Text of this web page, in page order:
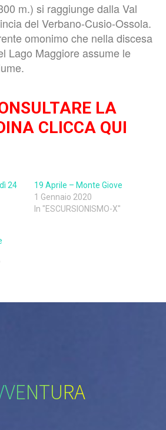
m.) si raggiunge dalla Val
del Verbano-Cusio-Ossola.
omonimo che nella discesa
Lago Maggiore assume le
LA
CLICCA QUI
24
19 Aprile – Monte Giove
1 Gennaio 2020
In "ESCURSIONISMO-X"